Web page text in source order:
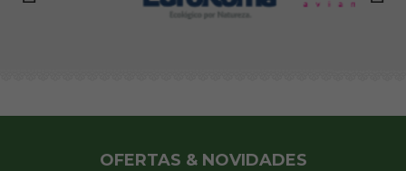
OFERTAS & NOVIDADES